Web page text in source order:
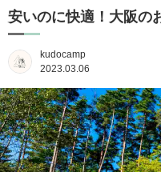
安いのに快適！大阪の
kudocamp
2023.03.06